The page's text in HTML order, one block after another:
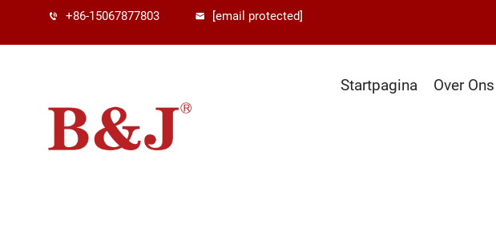
+86-15067877803 [email protected]
Startpagina Over Ons